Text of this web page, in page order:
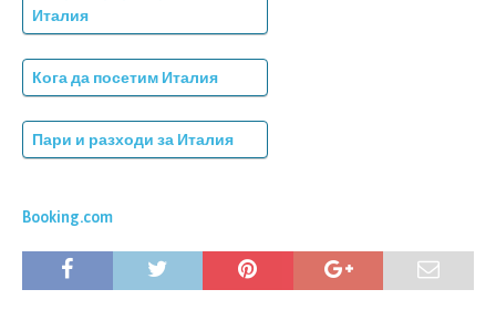
Италия
Кога да посетим Италия
Пари и разходи за Италия
Booking.com